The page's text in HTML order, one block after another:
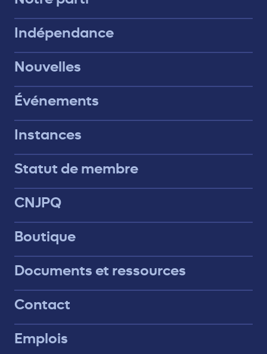
Indépendance
Nouvelles
Événements
Instances
Statut de membre
CNJPQ
Boutique
Documents et ressources
Contact
Emplois